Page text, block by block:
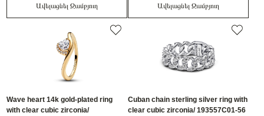
Ավելացնել Զամբյուղ Ավելացնել Զամբյուղ
Wave heart 14k gold-plated ring
with clear cubic zirconia/
Cuban chain sterling silver ring with
clear cubic zirconia/ 193557C01-56